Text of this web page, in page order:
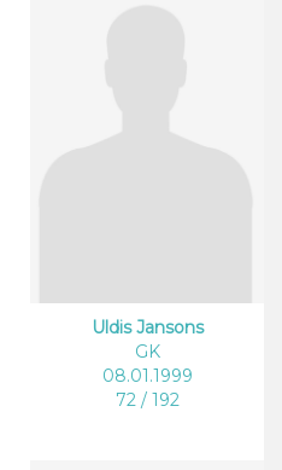
Uldis Jansons
GK
08.01.1999
72 / 192